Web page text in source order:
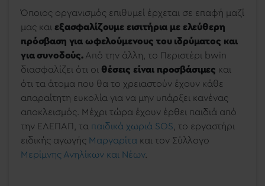
Όποιος οργανισμός επιθυμεί έρχεται σε επαφή μαζί
μας και εξασφαλίζουμε εισιτήρια με ελεύθερη
πρόσβαση για ωφελούμενους του ιδρύματος και
για συνοδούς.Από την άλλη, το Περιστέρι bwin
διασφαλίζει ότι οι θέσεις είναι προσβάσιμες και
ότι τα άτομα που θα το χρειαστούν έχουν κάθε
απαραίτητη ευκολία για να μην υπάρξει κανένας
αποκλεισμός. Μέχρι τώρα έχουν έρθει παιδιά από
την ΕΛΕΠΑΠ, τα παιδικά χωριά SOS , το εργαστήρι
ειδικής αγωγής Μαργαρίτα και τον Σύλλογο
Μερίμνης Ανηλίκων και Νέων.